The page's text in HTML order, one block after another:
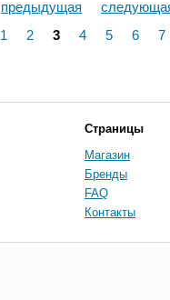
предыдущая
1 2 3 4 5 6 7
Страницы
Магазин
Бренды
FAQ
Контакты